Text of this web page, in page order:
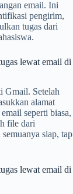
email. Ini
pengirim,
tugas dari
lewat email di
Gmail. Setelah
alamat
seperti biasa,
file dari
siap, tap
lewat email di